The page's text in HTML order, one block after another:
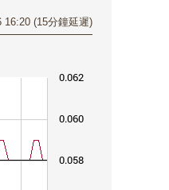
16:20 (15分鐘延遲)